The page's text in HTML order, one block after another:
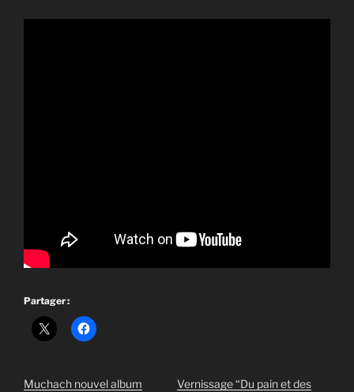
Partager :
Muchach nouvel album
Vernissage “Du pain et des